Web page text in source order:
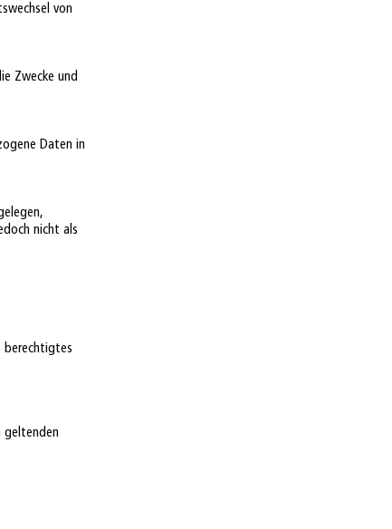
von
Zwecke und
Daten in
nicht als
berechtigtes
geltenden